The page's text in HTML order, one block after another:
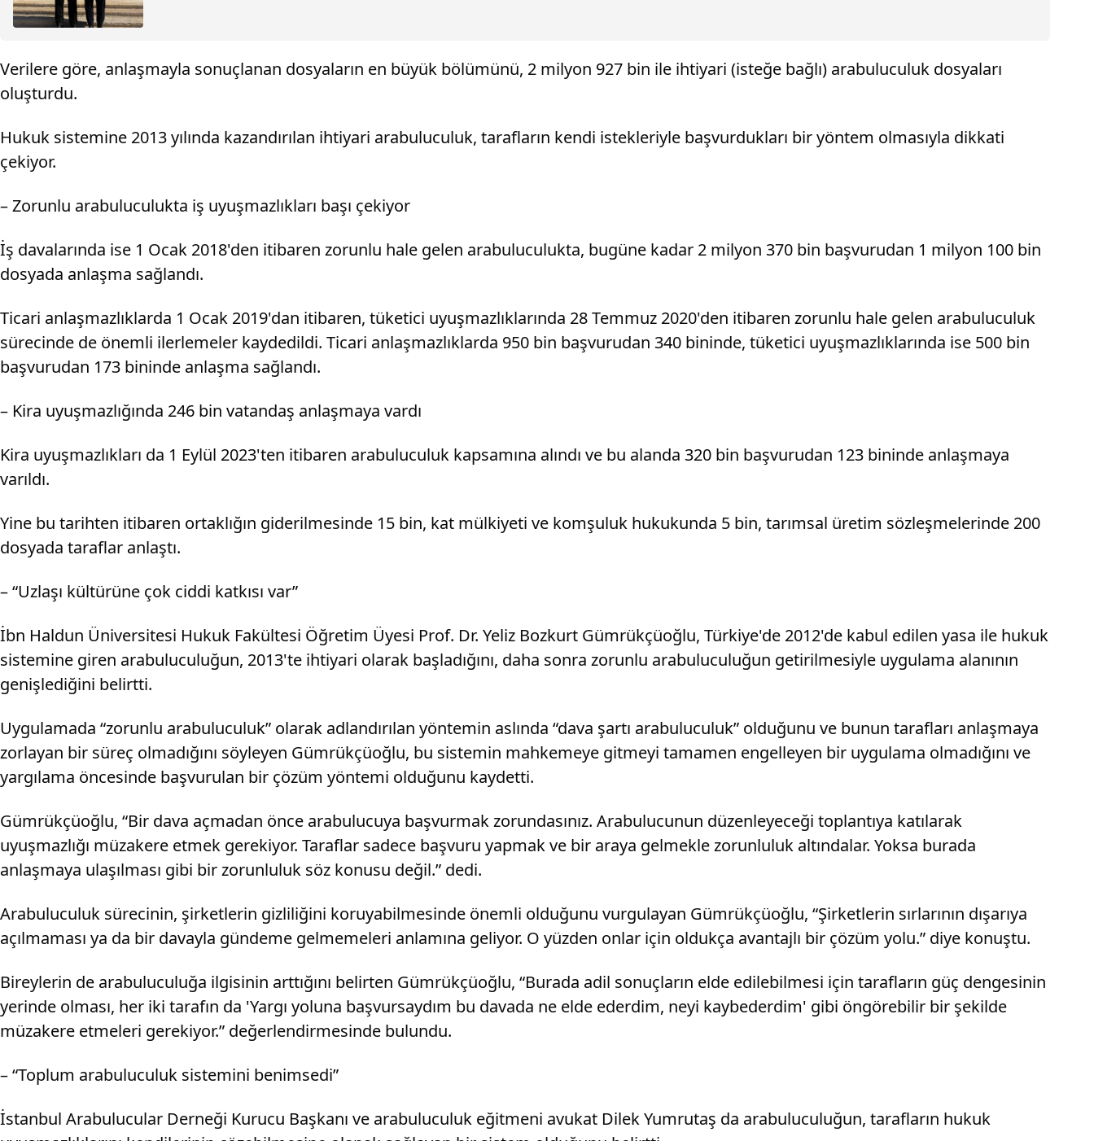
Verilere göre, anlaşmayla sonuçlanan dosyaların en büyük bölümünü, 2 milyon 927 bin ile ihtiyari (isteğe bağlı) arabuluculuk dosyaları
oluşturdu.
Hukuk sistemine 2013 yılında kazandırılan ihtiyari arabuluculuk, tarafların kendi istekleriyle başvurdukları bir yöntem olmasıyla dikkati
çekiyor.
– Zorunlu arabuluculukta iş uyuşmazlıkları başı çekiyor
İş davalarında ise 1 Ocak 2018'den itibaren zorunlu hale gelen arabuluculukta, bugüne kadar 2 milyon 370 bin başvurudan 1 milyon 100 bin
dosyada anlaşma sağlandı.
Ticari anlaşmazlıklarda 1 Ocak 2019'dan itibaren, tüketici uyuşmazlıklarında 28 Temmuz 2020'den itibaren zorunlu hale gelen arabuluculuk
sürecinde de önemli ilerlemeler kaydedildi. Ticari anlaşmazlıklarda 950 bin başvurudan 340 bininde, tüketici uyuşmazlıklarında ise 500 bin
başvurudan 173 bininde anlaşma sağlandı.
– Kira uyuşmazlığında 246 bin vatandaş anlaşmaya vardı
Kira uyuşmazlıkları da 1 Eylül 2023'ten itibaren arabuluculuk kapsamına alındı ve bu alanda 320 bin başvurudan 123 bininde anlaşmaya
varıldı.
Yine bu tarihten itibaren ortaklığın giderilmesinde 15 bin, kat mülkiyeti ve komşuluk hukukunda 5 bin, tarımsal üretim sözleşmelerinde 200
dosyada taraflar anlaştı.
– “Uzlaşı kültürüne çok ciddi katkısı var”
İbn Haldun Üniversitesi Hukuk Fakültesi Öğretim Üyesi Prof. Dr. Yeliz Bozkurt Gümrükçüoğlu, Türkiye'de 2012'de kabul edilen yasa ile hukuk
sistemine giren arabuluculuğun, 2013'te ihtiyari olarak başladığını, daha sonra zorunlu arabuluculuğun getirilmesiyle uygulama alanının
genişlediğini belirtti.
Uygulamada “zorunlu arabuluculuk” olarak adlandırılan yöntemin aslında “dava şartı arabuluculuk” olduğunu ve bunun tarafları anlaşmaya
zorlayan bir süreç olmadığını söyleyen Gümrükçüoğlu, bu sistemin mahkemeye gitmeyi tamamen engelleyen bir uygulama olmadığını ve
yargılama öncesinde başvurulan bir çözüm yöntemi olduğunu kaydetti.
Gümrükçüoğlu, “Bir dava açmadan önce arabulucuya başvurmak zorundasınız. Arabulucunun düzenleyeceği toplantıya katılarak
uyuşmazlığı müzakere etmek gerekiyor. Taraflar sadece başvuru yapmak ve bir araya gelmekle zorunluluk altındalar. Yoksa burada
anlaşmaya ulaşılması gibi bir zorunluluk söz konusu değil.” dedi.
Arabuluculuk sürecinin, şirketlerin gizliliğini koruyabilmesinde önemli olduğunu vurgulayan Gümrükçüoğlu, “Şirketlerin sırlarının dışarıya
açılmaması ya da bir davayla gündeme gelmemeleri anlamına geliyor. O yüzden onlar için oldukça avantajlı bir çözüm yolu.” diye konuştu.
Bireylerin de arabuluculuğa ilgisinin arttığını belirten Gümrükçüoğlu, “Burada adil sonuçların elde edilebilmesi için tarafların güç dengesinin
yerinde olması, her iki tarafın da 'Yargı yoluna başvursaydım bu davada ne elde ederdim, neyi kaybederdim' gibi öngörebilir bir şekilde
müzakere etmeleri gerekiyor.” değerlendirmesinde bulundu.
– “Toplum arabuluculuk sistemini benimsedi”
İstanbul Arabulucular Derneği Kurucu Başkanı ve arabuluculuk eğitmeni avukat Dilek Yumrutaş da arabuluculuğun, tarafların hukuk